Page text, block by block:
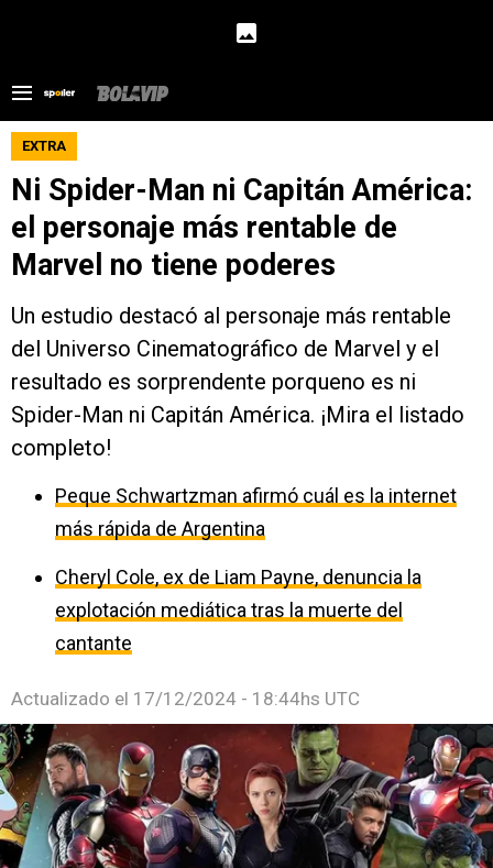
EXTRA
Ni Spider-Man ni Capitán América:
el personaje más rentable de
Marvel no tiene poderes
Un estudio destacó al personaje más rentable
del Universo Cinematográfico de Marvel y el
resultado es sorprendente porqueno es ni
Spider-Man ni Capitán América. ¡Mira el listado
completo!
Peque Schwartzman afirmó cuál es la internet
más rápida de Argentina
Cheryl Cole, ex de Liam Payne, denuncia la
explotación mediática tras la muerte del
cantante
Actualizado el 17/12/2024 - 18:44hs UTC